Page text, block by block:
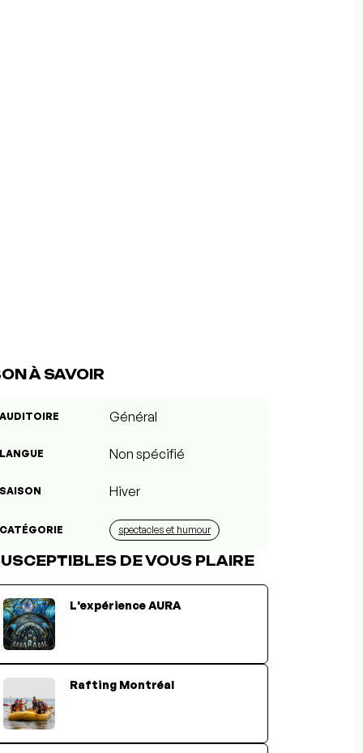
À SAVOIR
AUDITOIRE Général
LANGUE Non spécifié
SAISON Hiver
CATÉGORIE spectacles et humour
DE VOUS PLAIRE
L'expérience AURA
Rafting Montréal